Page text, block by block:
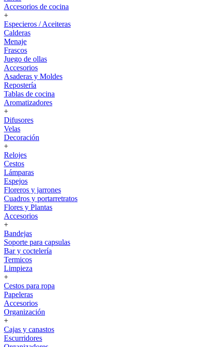
Accesorios de cocina
+
Especieros / Aceiteras
Calderas
Menaje
Frascos
Juego de ollas
Accesorios
Asaderas y Moldes
Repostería
Tablas de cocina
Aromatizadores
+
Difusores
Velas
Decoración
+
Relojes
Cestos
Lámparas
Espejos
Floreros y jarrones
Cuadros y portarretratos
Flores y Plantas
Accesorios
+
Bandejas
Soporte para capsulas
Bar y coctelería
Termicos
Limpieza
+
Cestos para ropa
Papeleras
Accesorios
Organización
+
Cajas y canastos
Escurridores